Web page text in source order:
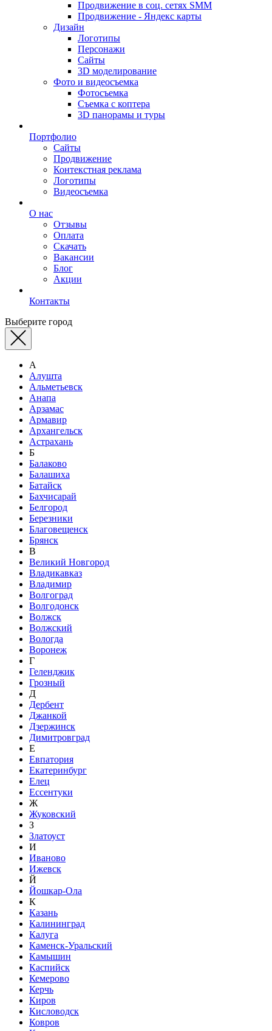
Продвижение в соц. сетях SMM
Продвижение - Яндекс карты
Дизайн
Логотипы
Персонажи
Сайты
3D моделирование
Фото и видеосъемка
Фотосъемка
Съемка с коптера
3D панорамы и туры
Портфолио
Сайты
Продвижение
Контекстная реклама
Логотипы
Видеосъемка
О нас
Отзывы
Оплата
Скачать
Вакансии
Блог
Акции
Контакты
Выберите город
А
Алушта
Альметьевск
Анапа
Арзамас
Армавир
Архангельск
Астрахань
Б
Балаково
Балашиха
Батайск
Бахчисарай
Белгород
Березники
Благовещенск
Брянск
В
Великий Новгород
Владикавказ
Владимир
Волгоград
Волгодонск
Волжск
Волжский
Вологда
Воронеж
Г
Геленджик
Грозный
Д
Дербент
Джанкой
Дзержинск
Димитровград
Е
Евпатория
Екатеринбург
Елец
Ессентуки
Ж
Жуковский
З
Златоуст
И
Иваново
Ижевск
Й
Йошкар-Ола
К
Казань
Калининград
Калуга
Каменск-Уральский
Камышин
Каспийск
Кемерово
Керчь
Киров
Кисловодск
Ковров